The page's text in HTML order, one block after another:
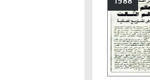
1988